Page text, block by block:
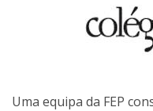
Uma equipa da FEP